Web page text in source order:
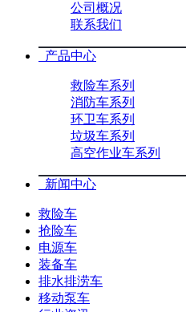
公司概况
联系我们
产品中心
救险车系列
消防车系列
环卫车系列
垃圾车系列
高空作业车系列
新闻中心
救险车
抢险车
电源车
装备车
排水排涝车
移动泵车